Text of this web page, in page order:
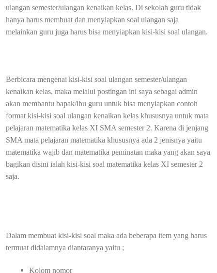
ulangan semester/ulangan kenaikan kelas. Di sekolah guru tidak
hanya harus membuat dan menyiapkan soal ulangan saja
melainkan guru juga harus bisa menyiapkan kisi-kisi soal ulangan.
Berbicara mengenai kisi-kisi soal ulangan semester/ulangan
kenaikan kelas, maka melalui postingan ini saya sebagai admin
akan membantu bapak/ibu guru untuk bisa menyiapkan contoh
format kisi-kisi soal ulangan kenaikan kelas khususnya untuk mata
pelajaran matematika kelas XI SMA semester 2. Karena di jenjang
SMA mata pelajaran matematika khususnya ada 2 jenisnya yaitu
matematika wajib dan matematika peminatan maka yang akan saya
bagikan disini ialah kisi-kisi soal matematika kelas XI semester 2
saja.
Dalam membuat kisi-kisi soal maka ada beberapa item yang harus
termuat didalamnya diantaranya yaitu ;
Kolom nomor